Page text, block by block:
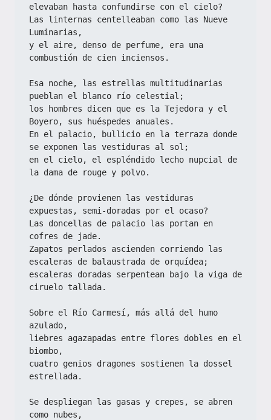
elevaban hasta confundirse con el cielo?
Las linternas centelleaban como las Nueve
Luminarias,
y el aire, denso de perfume, era una
combustión de cien inciensos.
Esa noche, las estrellas multitudinarias
pueblan el blanco río celestial;
los hombres dicen que es la Tejedora y el
Boyero, sus huéspedes anuales.
En el palacio, bullicio en la terraza donde
se exponen las vestiduras al sol;
en el cielo, el espléndido lecho nupcial de
la dama de rouge y polvo.
¿De dónde provienen las vestiduras
expuestas, semi-doradas por el ocaso?
Las doncellas de palacio las portan en
cofres de jade.
Zapatos perlados ascienden corriendo las
escaleras de balaustrada de orquídea;
escaleras doradas serpentean bajo la viga de
ciruelo tallada.
Sobre el Río Carmesí, más allá del humo
azulado,
liebres agazapadas entre flores dobles en el
biombo,
cuatro genios dragones sostienen la dossel
estrellada.
Se despliegan las gasas y crepes, se abren
como nubes,